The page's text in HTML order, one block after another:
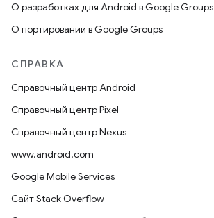
О разработках для Android в Google Groups
О портировании в Google Groups
СПРАВКА
Справочный центр Android
Справочный центр Pixel
Справочный центр Nexus
www.android.com
Google Mobile Services
Сайт Stack Overflow